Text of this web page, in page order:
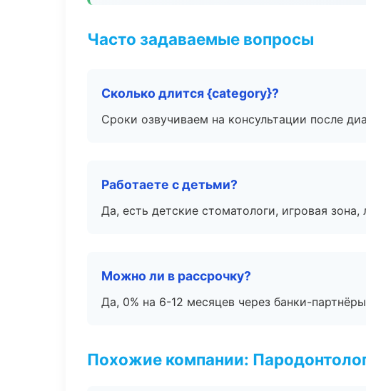
Часто задаваемые вопросы
Сколько длится {category}?
Сроки озвучиваем на консультации после
Работаете с детьми?
Да, есть детские стоматологи, игровая зона,
Можно ли в рассрочку?
Да, 0% на 6-12 месяцев через банки-
Похожие компании: